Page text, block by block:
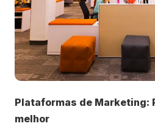
Plataformas de Marketing:
melhor